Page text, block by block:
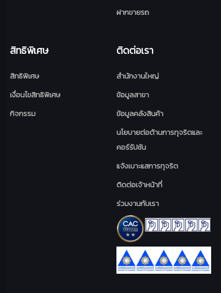
ฝากขายรถ
สิทธิพิเศษ
สิทธิพิเศษ
เงื่อนไขสิทธิพิเศษ
กิจกรรม
ติดต่อเรา
สำนักงานใหญ่
ข้อมูลสาขา
ข้อมูลคลังสินค้า
นโยบายต่อต้านการทุจริตและ
คอร์รัปชัน
แจ้งเบาะแสการทุจริต
ติดต่อเจ้าหน้าที่
ร่วมงานกับเรา